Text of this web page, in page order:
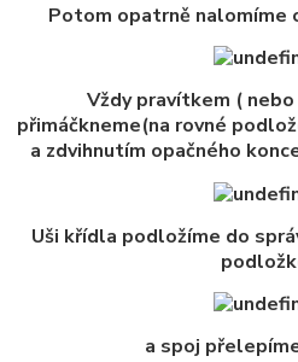
Potom opatrně nalomíme
Vždy pravítkem (
přimáčkneme(na rovné
a zdvihnutím opačného
Uši křídla podložíme do
a spoj